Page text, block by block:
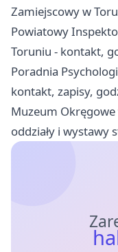
Zamiejscowy w
Powiatowy
Toruniu - kontakt,
Poradnia
kontakt, zapisy,
Muzeum
oddziały i wystawy